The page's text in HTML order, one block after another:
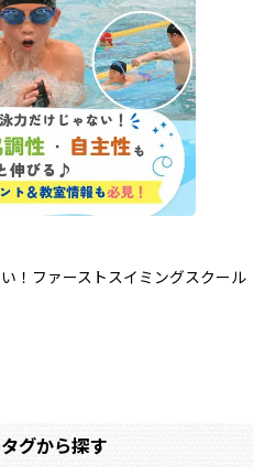
！ファーストスイミングスクール
グから探す